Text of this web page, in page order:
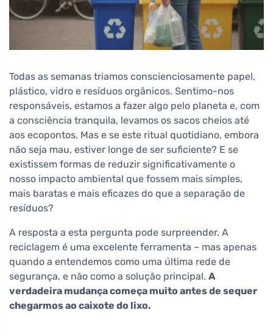
Todas as semanas triamos conscienciosamente papel,
plástico, vidro e resíduos orgânicos. Sentimo-nos
responsáveis, estamos a fazer algo pelo planeta e, com
a consciência tranquila, levamos os sacos cheios até
aos ecopontos. Mas e se este ritual quotidiano, embora
não seja mau, estiver longe de ser suficiente? E se
existissem formas de reduzir significativamente o
nosso impacto ambiental que fossem mais simples,
mais baratas e mais eficazes do que a separação de
resíduos?
A resposta a esta pergunta pode surpreender. A
reciclagem é uma excelente ferramenta – mas apenas
quando a entendemos como uma última rede de
segurança, e não como a solução principal. A
verdadeira mudança começa muito antes de sequer
chegarmos ao caixote do lixo.